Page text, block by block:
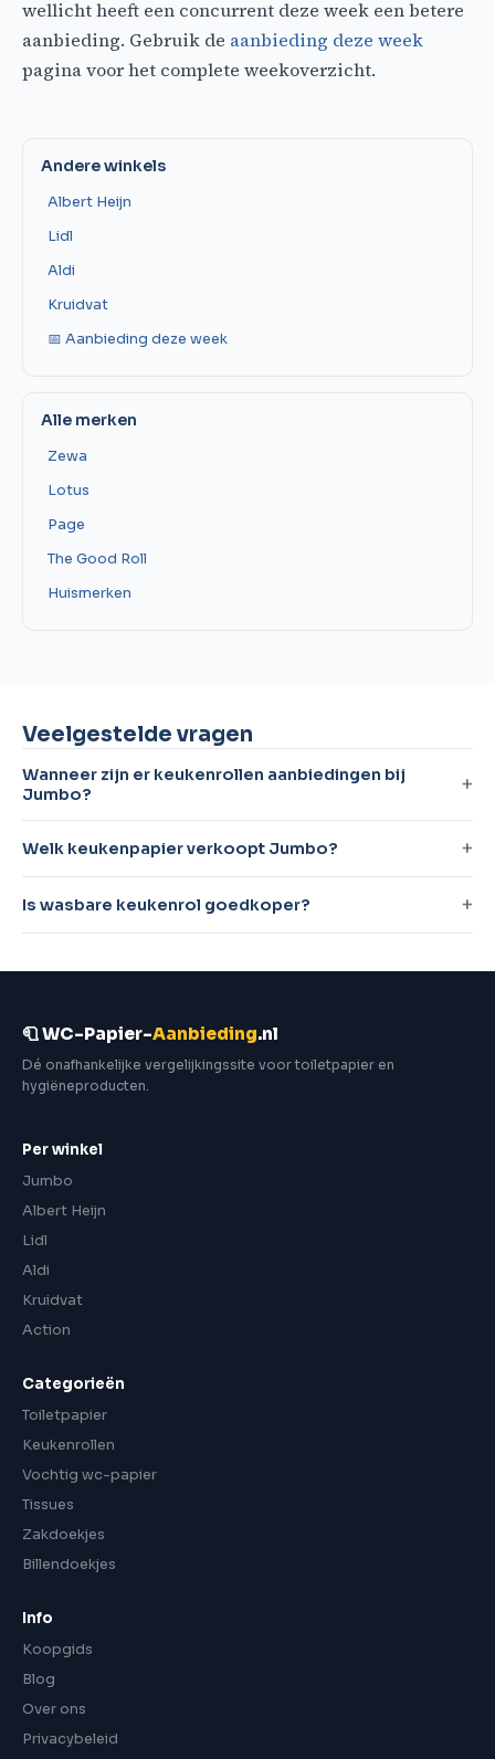
wellicht heeft een concurrent deze week een betere
aanbieding. Gebruik de aanbieding deze week
pagina voor het complete weekoverzicht.
Andere winkels
Albert Heijn
Lidl
Aldi
Kruidvat
📅 Aanbieding deze week
Alle merken
Zewa
Lotus
Page
The Good Roll
Huismerken
Veelgestelde vragen
Wanneer zijn er keukenrollen aanbiedingen bij
Jumbo?
Welk keukenpapier verkoopt Jumbo?
Is wasbare keukenrol goedkoper?
🧻 WC-Papier-Aanbieding.nl
Dé onafhankelijke vergelijkingssite voor toiletpapier en
hygiëneproducten.
Per winkel
Jumbo
Albert Heijn
Lidl
Aldi
Kruidvat
Action
Categorieën
Toiletpapier
Keukenrollen
Vochtig wc-papier
Tissues
Zakdoekjes
Billendoekjes
Info
Koopgids
Blog
Over ons
Privacybeleid